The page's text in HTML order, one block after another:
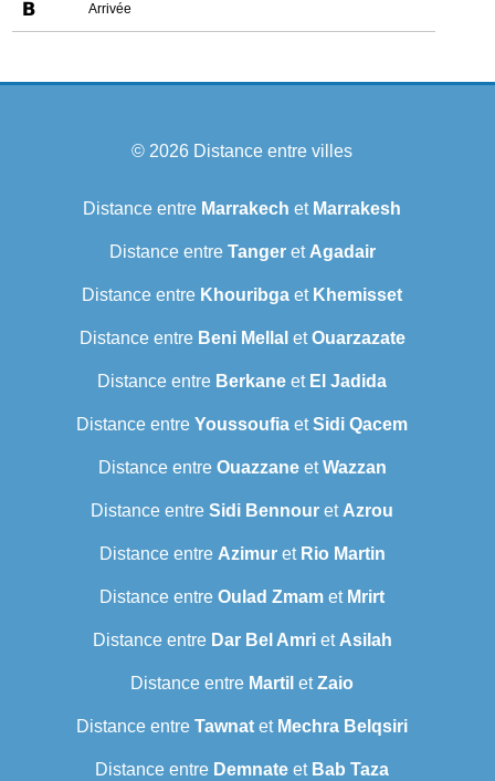
Arrivée
© 2026 Distance entre villes
Distance entre Marrakech et Marrakesh
Distance entre Tangeret Agadair
Distance entre Khouribga et Khemisset
Distance entre Beni Mellal etOuarzazate
Distance entre Berkane et El Jadida
Distance entre Youssoufia etSidi Qacem
Distance entre OuazzaneetWazzan
Distance entre Sidi Bennour et Azrou
Distance entre Azimuret Rio Martin
Distance entre Oulad Zmam et Mrirt
Distance entre Dar Bel Amriet Asilah
Distance entre Martil etZaio
Distance entre Tawnat et Mechra Belqsiri
Distance entre Demnate et Bab Taza